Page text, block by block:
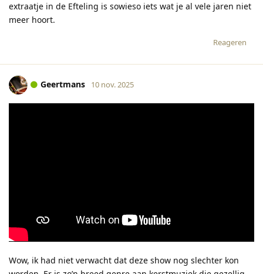
extraatje in de Efteling is sowieso iets wat je al vele jaren niet
meer hoort.
Reageren
Geertmans 10 nov. 2025
Wow, ik had niet verwacht dat deze show nog slechter kon